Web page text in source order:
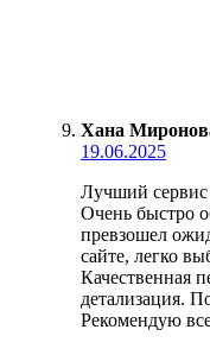
Хана
19.06.2025
Лучший сервис
Очень быстро
превзошел
сайте, легко
Качественная
детализация.
Рекомендую